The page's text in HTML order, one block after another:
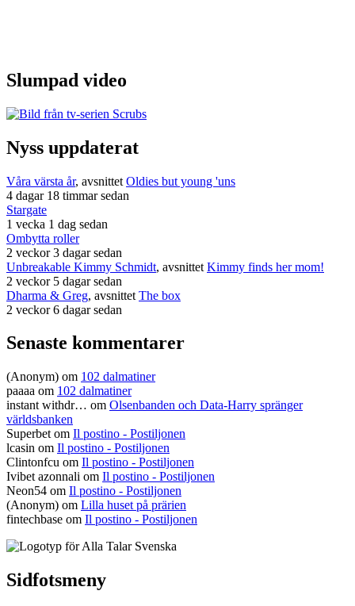
Slumpad video
Nyss uppdaterat
Våra värsta år, avsnittet Oldies but young 'uns
4 dagar 18 timmar sedan
Stargate
1 vecka 1 dag sedan
Ombytta roller
2 veckor 3 dagar sedan
Unbreakable Kimmy Schmidt, avsnittet Kimmy finds her mom!
2 veckor 5 dagar sedan
Dharma & Greg, avsnittet The box
2 veckor 6 dagar sedan
Senaste kommentarer
(Anonym) om 102 dalmatiner
paaaa om 102 dalmatiner
instant withdr… om Olsenbanden och Data-Harry spränger
världsbanken
Superbet om Il postino - Postiljonen
lcasin om Il postino - Postiljonen
Clintonfcu om Il postino - Postiljonen
Ivibet azonnali om Il postino - Postiljonen
Neon54 om Il postino - Postiljonen
(Anonym) om Lilla huset på prärien
fintechbase om Il postino - Postiljonen
Sidfotsmeny